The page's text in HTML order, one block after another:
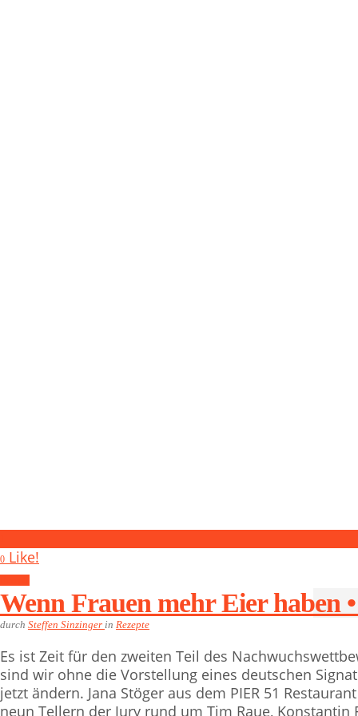
0 Like!
Wenn Frauen mehr Eier haben
durch Steffen Sinzinger in Rezepte
Es ist Zeit für den zweiten Teil des
sind wir ohne die Vorstellung eines deutschen
jetzt ändern. Jana Stöger aus dem PIER 51
neun Tellern der Jury rund um Tim Raue,